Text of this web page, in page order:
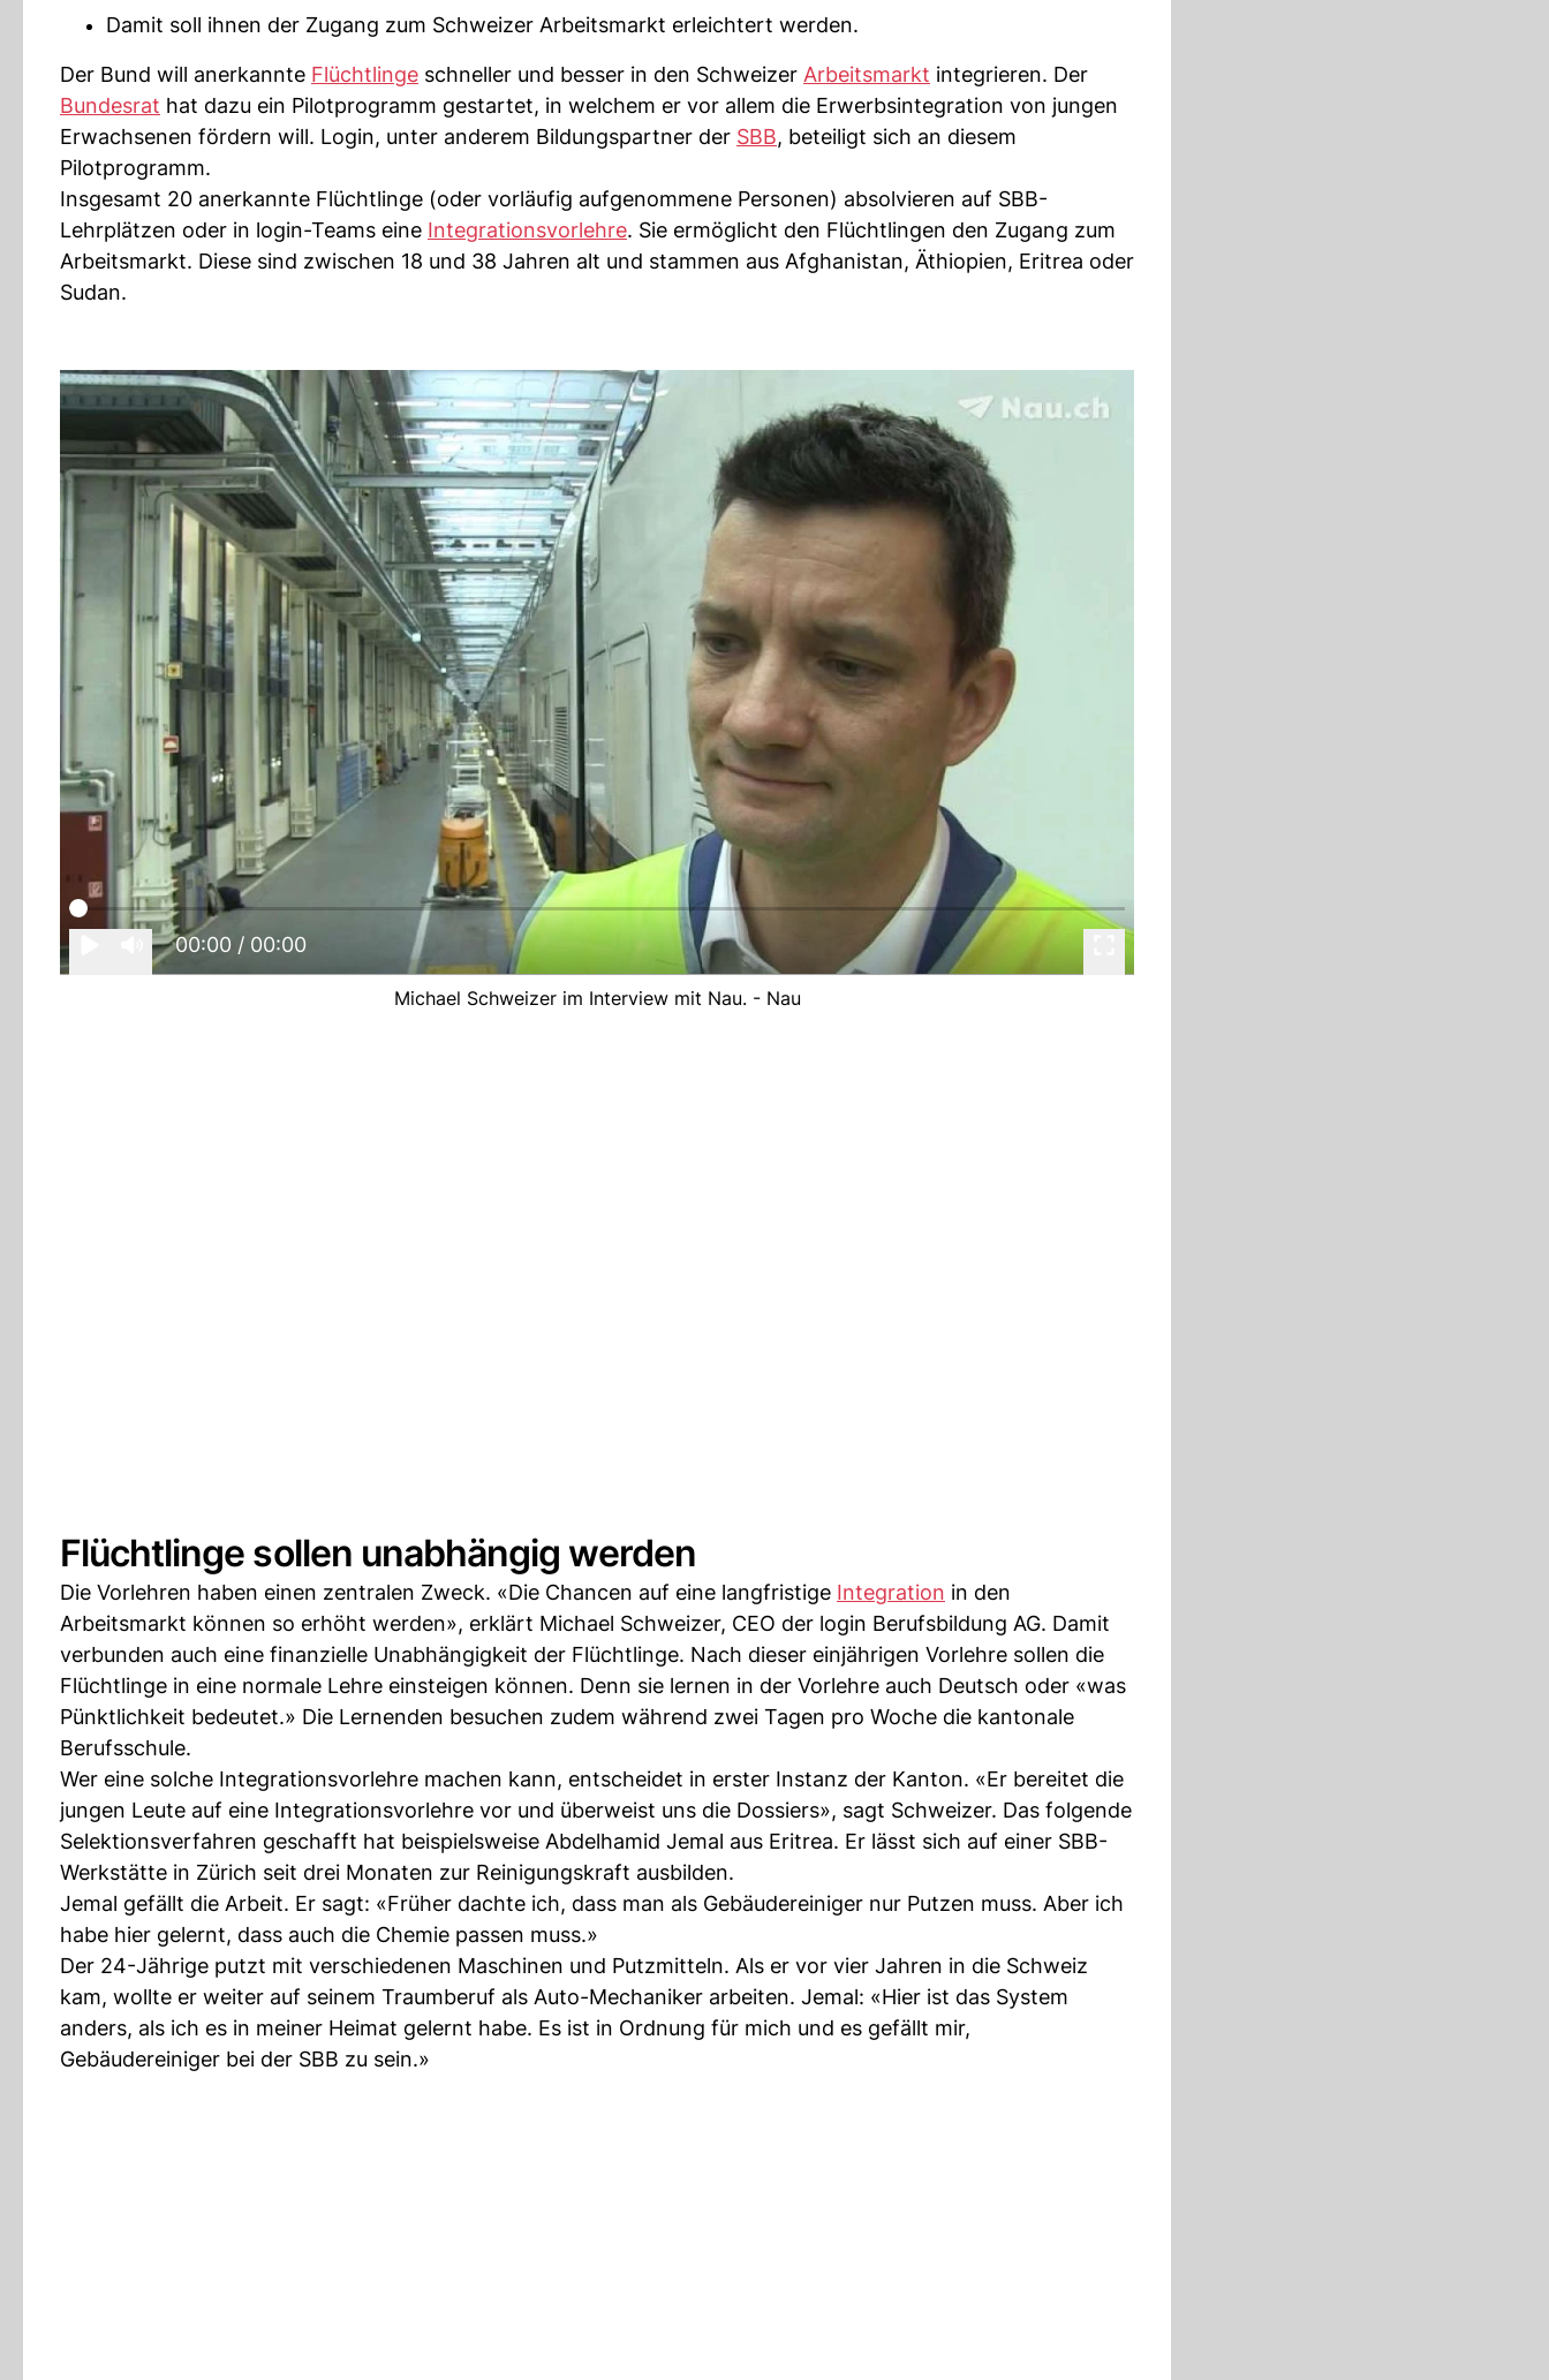
Damit soll ihnen der Zugang zum Schweizer Arbeitsmarkt erleichtert werden.
Der Bund will anerkannte Flüchtlinge schneller und besser in den Schweizer Arbeitsmarkt integrieren. Der
Bundesrat hat dazu ein Pilotprogramm gestartet, in welchem er vor allem die Erwerbsintegration von jungen
Erwachsenen fördern will. Login, unter anderem Bildungspartner der SBB, beteiligt sich an diesem
Pilotprogramm.
Insgesamt 20 anerkannte Flüchtlinge (oder vorläufig aufgenommene Personen) absolvieren auf SBB-
Lehrplätzen oder in login-Teams eine Integrationsvorlehre. Sie ermöglicht den Flüchtlingen den Zugang zum
Arbeitsmarkt. Diese sind zwischen 18 und 38 Jahren alt und stammen aus Afghanistan, Äthiopien, Eritrea oder
Sudan.
00:00 / 00:00
Michael Schweizer im Interview mit Nau. - Nau
Flüchtlinge sollen unabhängig werden
Die Vorlehren haben einen zentralen Zweck. «Die Chancen auf eine langfristige Integration in den
Arbeitsmarkt können so erhöht werden», erklärt Michael Schweizer, CEO der login Berufsbildung AG. Damit
verbunden auch eine finanzielle Unabhängigkeit der Flüchtlinge. Nach dieser einjährigen Vorlehre sollen die
Flüchtlinge in eine normale Lehre einsteigen können. Denn sie lernen in der Vorlehre auch Deutsch oder «was
Pünktlichkeit bedeutet.» Die Lernenden besuchen zudem während zwei Tagen pro Woche die kantonale
Berufsschule.
Wer eine solche Integrationsvorlehre machen kann, entscheidet in erster Instanz der Kanton. «Er bereitet die
jungen Leute auf eine Integrationsvorlehre vor und überweist uns die Dossiers», sagt Schweizer. Das folgende
Selektionsverfahren geschafft hat beispielsweise Abdelhamid Jemal aus Eritrea. Er lässt sich auf einer SBB-
Werkstätte in Zürich seit drei Monaten zur Reinigungskraft ausbilden.
Jemal gefällt die Arbeit. Er sagt: «Früher dachte ich, dass man als Gebäudereiniger nur Putzen muss. Aber ich
habe hier gelernt, dass auch die Chemie passen muss.»
Der 24-Jährige putzt mit verschiedenen Maschinen und Putzmitteln. Als er vor vier Jahren in die Schweiz
kam, wollte er weiter auf seinem Traumberuf als Auto-Mechaniker arbeiten. Jemal: «Hier ist das System
anders, als ich es in meiner Heimat gelernt habe. Es ist in Ordnung für mich und es gefällt mir,
Gebäudereiniger bei der SBB zu sein.»